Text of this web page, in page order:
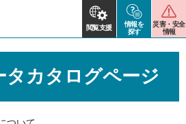
閲覧支援
情報を
探す
災害・安全
情報
タカタログページ